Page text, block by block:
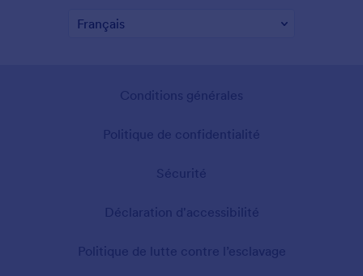
Conditions générales
Politique de confidentialité
Sécurité
Déclaration d'accessibilité
Politique de lutte contre l’esclavage